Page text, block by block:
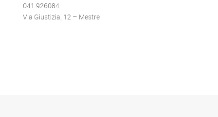
041 926084
Via Giustizia, 12 – Mestre